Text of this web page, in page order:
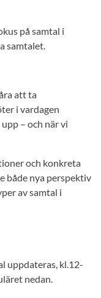
på samtal i
samtalet.
att ta
i vardagen
– och när vi
och konkreta
både nya perspektiv
av samtal i
uppdateras, kl.12-
nedan.